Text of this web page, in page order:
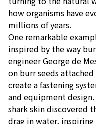
how organisms have
millions of years.
One remarkable
inspired by the way
engineer George de
on burr seeds
create a fastening
and equipment
shark skin discovered
drag in water,